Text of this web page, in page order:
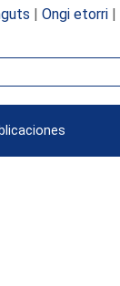
| Ongi etorri|